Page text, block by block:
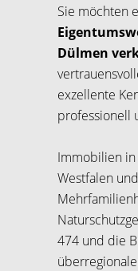
Sie möchten
Dülmen
exzellente
professionell
Immobilien in
Westfalen
474 und die